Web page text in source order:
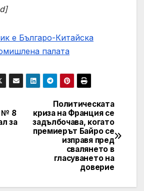
е Българо-Китайска
палaта
Политическата
криза на Франция се
задълбочава, когато
премиерът Байро се
изправя пред
свалянето в
гласуването на
доверие
№ 8
за